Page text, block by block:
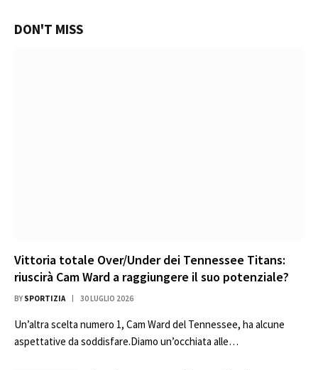
DON'T MISS
Vittoria totale Over/Under dei Tennessee Titans:
riuscirà Cam Ward a raggiungere il suo potenziale?
BY SPORTIZIA 30 LUGLIO 2026
Un’altra scelta numero 1, Cam Ward del Tennessee, ha alcune
aspettative da soddisfare.Diamo un’occhiata alle…